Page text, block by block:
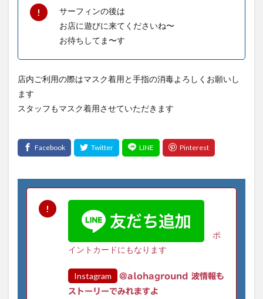
サーフィンの後は
お店に遊びに来てくださいね〜
お待ちしてま〜す
店内ご利用の際はマスク着用と手指の消毒よろしくお願いし
ます
スタッフもマスク着用させていただきます
ポ
イントカードにもなります
Instagram
@alohaground 波情報も
ストーリーでみれますよ